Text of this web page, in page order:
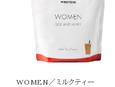
WOMEN／ミルクティー